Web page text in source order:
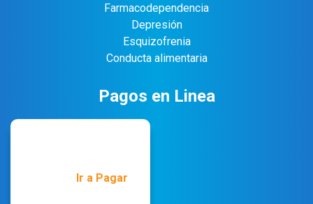
Farmacodependencia
Depresión
Esquizofrenia
Conducta alimentaria
Pagos en Linea
Ir a Pagar